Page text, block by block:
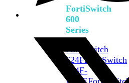
FortiSwitch
600
Series
FortiSwitch
624FFortiSwitch
624F-
FPOEFortiSwitch